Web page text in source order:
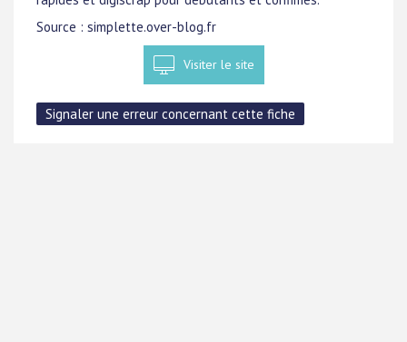
Source : simplette.over-blog.fr
Visiter le site